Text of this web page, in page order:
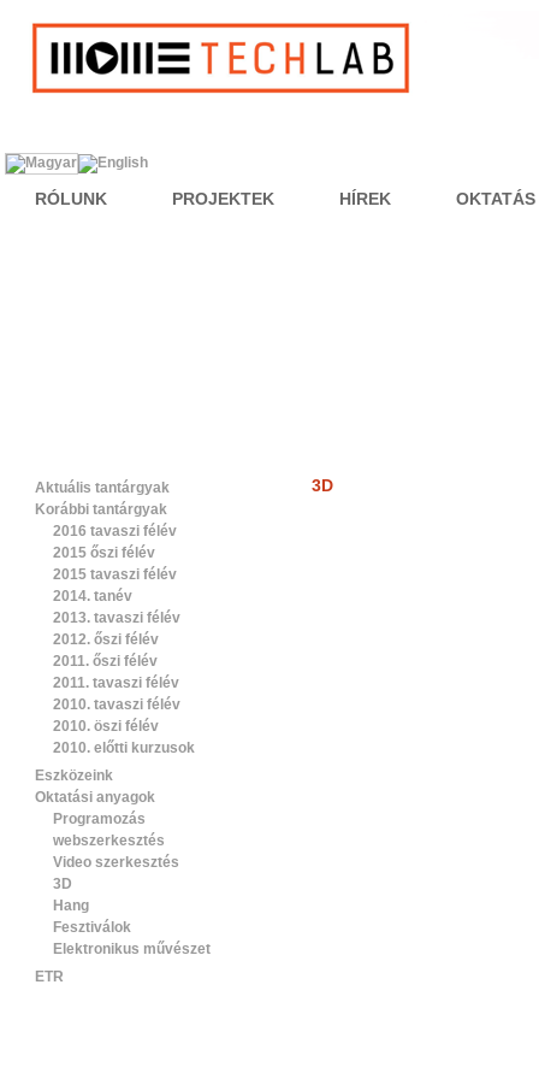
RÓLUNK PROJEKTEK HÍREK OKTATÁS
Aktuális tantárgyak
Korábbi tantárgyak
2016 tavaszi félév
2015 őszi félév
2015 tavaszi félév
2014. tanév
2013. tavaszi félév
2012. őszi félév
2011. őszi félév
2011. tavaszi félév
2010. tavaszi félév
2010. öszi félév
2010. előtti kurzusok
Eszközeink
Oktatási anyagok
Programozás
webszerkesztés
Video szerkesztés
3D
Hang
Fesztiválok
Elektronikus művészet
ETR
3D